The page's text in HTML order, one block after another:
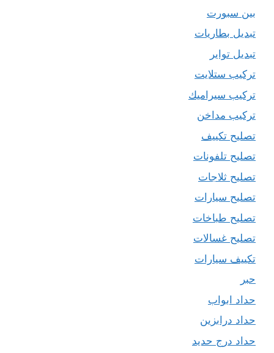
بين سبورت
تبديل بطاريات
تبديل تواير
تركيب ستلايت
تركيب سيراميك
تركيب مداخن
تصليح تكييف
تصليح تلفونات
تصليح ثلاجات
تصليح سيارات
تصليح طباخات
تصليح غسالات
تكييف سيارات
حبر
حداد ابواب
حداد درابزين
حداد درج حديد